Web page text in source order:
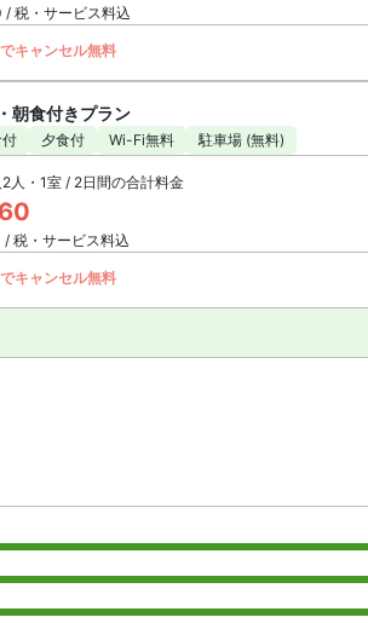
税・サービス料込
キャンセル無料
朝食付きプラン
夕食付 Wi-Fi無料 駐車場 (無料)
人・1室 / 2日間の合計料金
税・サービス料込
キャンセル無料